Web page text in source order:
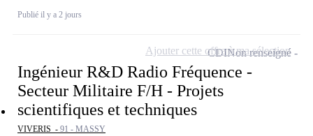
Publié il y a 2 jours
Ingénieur R&D Radio Fréquence -
Secteur Militaire F/H - Projets
scientifiques et techniques
VIVERIS - 91 - MASSY
CDINon renseigné
Ajouter cette offre à ma sélection